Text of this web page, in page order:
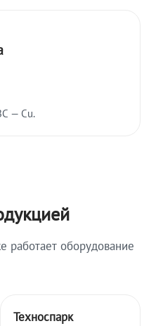
— Cu.
работает оборудование
Техноспарк